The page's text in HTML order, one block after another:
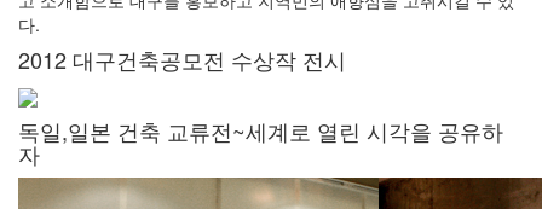
다.
2012 대구건축공모전 수상작 전시
독일,일본 건축 교류전~세계로 열린 시각을 공유하
자